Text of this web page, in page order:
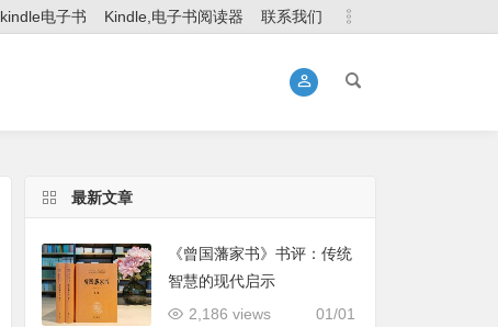
kindle电子书 Kindle,电子书阅读器 联系我们
最新文章
《曾国藩家书》书评：传统
智慧的现代启示
01/01
2,186 views